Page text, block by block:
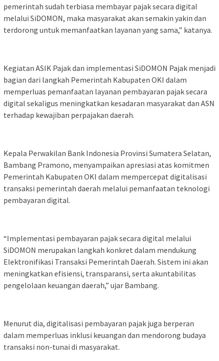
pemerintah sudah terbiasa membayar pajak secara digital
melalui SiDOMON, maka masyarakat akan semakin yakin dan
terdorong untuk memanfaatkan layanan yang sama,” katanya.
Kegiatan ASIK Pajak dan implementasi SiDOMON Pajak menjadi
bagian dari langkah Pemerintah Kabupaten OKI dalam
memperluas pemanfaatan layanan pembayaran pajak secara
digital sekaligus meningkatkan kesadaran masyarakat dan ASN
terhadap kewajiban perpajakan daerah.
Kepala Perwakilan Bank Indonesia Provinsi Sumatera Selatan,
Bambang Pramono, menyampaikan apresiasi atas komitmen
Pemerintah Kabupaten OKI dalam mempercepat digitalisasi
transaksi pemerintah daerah melalui pemanfaatan teknologi
pembayaran digital.
“Implementasi pembayaran pajak secara digital melalui
SiDOMON merupakan langkah konkret dalam mendukung
Elektronifikasi Transaksi Pemerintah Daerah. Sistem ini akan
meningkatkan efisiensi, transparansi, serta akuntabilitas
pengelolaan keuangan daerah,” ujar Bambang.
Menurut dia, digitalisasi pembayaran pajak juga berperan
dalam memperluas inklusi keuangan dan mendorong budaya
transaksi non-tunai di masyarakat.